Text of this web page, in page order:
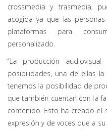
crossmedia y trasmedia,
acogida ya que las
plataformas para
personalizado.
“La producción
posibilidades, una de ellas
tenemos la posibilidad de
que también cuentan con la
contenido. Esto ha creado el
expresión y de voces que a